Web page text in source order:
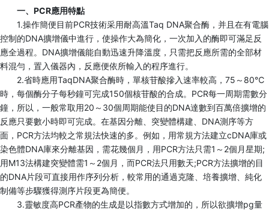
一、PCR應用特點
1.操作簡便目前PCR技術采用耐高溫Taq DNA聚合酶，并且在有電腦
控制的DNA擴增儀中進行，使操作大為簡化，一次加入的酶即可滿足反
應全過程。DNA擴增儀能自動迅速升降溫度，只需把反應所需的全部材
料混勻，置入儀器內，反應便依所輸入的程序進行。
2.省時應用TaqDNA聚合酶時，單核苷酸摻入速率較高，75～80℃
時，每個酶分子每秒鐘可完成150個核苷酸的合成。PCR每一周期需數分
鐘，所以，一般常取用20～30個周期能使目的DNA達數到百萬倍擴增的
反應只要數小時即可完成。在基因分離、突變體構建、DNA測序等方
面，PCR方法均較之常規法快速的多。例如，用常規方法建立cDNA庫或
染色體DNA庫來分離基因，需花幾個月，用PCR方法只需1～2個月星期;
用M13法構建突變體需1～2個月，而PCR法只用數天;PCR方法擴增的目
的DNA片段可直接用作序列分析，較常用的通過克隆、培養擴增、純化
制備等步驟獲得測序片段更為簡便。
3.靈敏度高PCR產物的生成是以指數方式增加的，所以欲擴增pg量